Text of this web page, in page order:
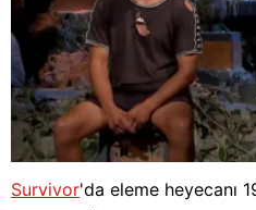
Survivor'da eleme heyecanı